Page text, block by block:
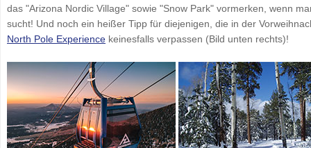
das "Arizona Nordic Village" sowie "Snow Park" vormerken, wenn
sucht! Und noch ein heißer Tipp für diejenigen, die in der
North Pole Experience keinesfalls verpassen (Bild unten rechts)!